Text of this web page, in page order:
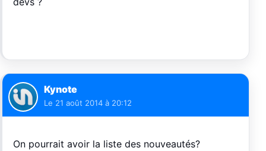
Kynote
Le 21 août 2014 à 20:12
On pourrait avoir la liste des nouveautés?